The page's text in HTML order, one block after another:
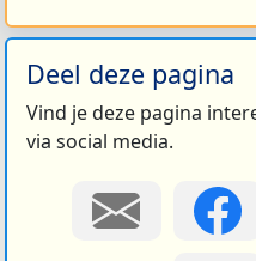
Deel deze pagina
Vind je deze pagina
via social media.